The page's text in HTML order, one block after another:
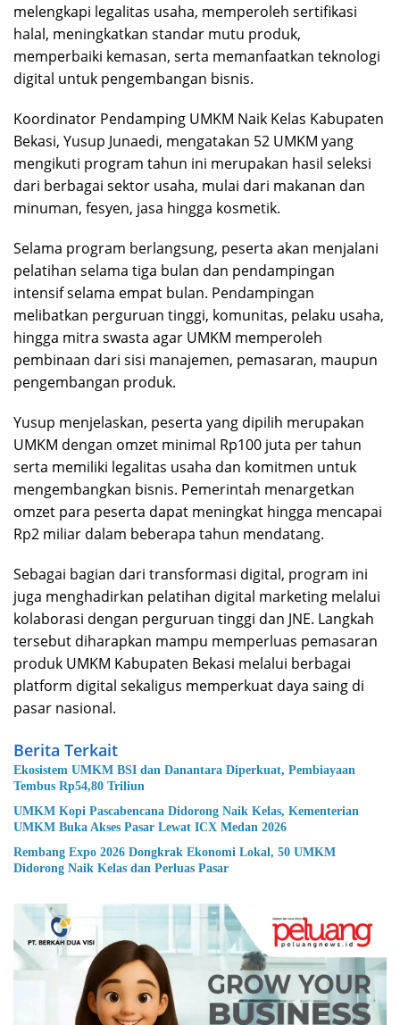
melengkapi legalitas usaha, memperoleh sertifikasi
halal, meningkatkan standar mutu produk,
memperbaiki kemasan, serta memanfaatkan teknologi
digital untuk pengembangan bisnis.
Koordinator Pendamping UMKM Naik Kelas Kabupaten
Bekasi, Yusup Junaedi, mengatakan 52 UMKM yang
mengikuti program tahun ini merupakan hasil seleksi
dari berbagai sektor usaha, mulai dari makanan dan
minuman, fesyen, jasa hingga kosmetik.
Selama program berlangsung, peserta akan menjalani
pelatihan selama tiga bulan dan pendampingan
intensif selama empat bulan. Pendampingan
melibatkan perguruan tinggi, komunitas, pelaku usaha,
hingga mitra swasta agar UMKM memperoleh
pembinaan dari sisi manajemen, pemasaran, maupun
pengembangan produk.
Yusup menjelaskan, peserta yang dipilih merupakan
UMKM dengan omzet minimal Rp100 juta per tahun
serta memiliki legalitas usaha dan komitmen untuk
mengembangkan bisnis. Pemerintah menargetkan
omzet para peserta dapat meningkat hingga mencapai
Rp2 miliar dalam beberapa tahun mendatang.
Sebagai bagian dari transformasi digital, program ini
juga menghadirkan pelatihan digital marketing melalui
kolaborasi dengan perguruan tinggi dan JNE. Langkah
tersebut diharapkan mampu memperluas pemasaran
produk UMKM Kabupaten Bekasi melalui berbagai
platform digital sekaligus memperkuat daya saing di
pasar nasional.
Berita Terkait
Ekosistem UMKM BSI dan Danantara Diperkuat, Pembiayaan
Tembus Rp54,80 Triliun
UMKM Kopi Pascabencana Didorong Naik Kelas, Kementerian
UMKM Buka Akses Pasar Lewat ICX Medan 2026
Rembang Expo 2026 Dongkrak Ekonomi Lokal, 50 UMKM
Didorong Naik Kelas dan Perluas Pasar